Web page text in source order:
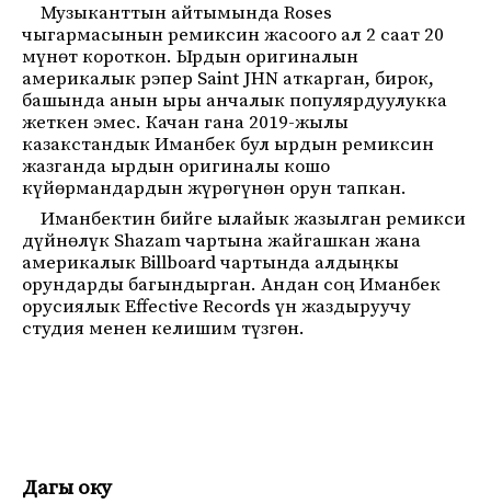
Музыканттын айтымында Roses
чыгармасынын ремиксин жасоого ал 2 саат 20
мүнөт короткон. Ырдын оригиналын
америкалык рэпер Saint JHN аткарган, бирок,
башында анын ыры анчалык популярдуулукка
жеткен эмес. Качан гана 2019-жылы
казакстандык Иманбек бул ырдын ремиксин
жазганда ырдын оригиналы кошо
күйөрмандардын жүрөгүнөн орун тапкан.
Иманбектин бийге ылайык жазылган ремикси
дүйнөлүк Shazam чартына жайгашкан жана
америкалык Billboard чартында алдыңкы
орундарды багындырган. Андан соң Иманбек
орусиялык Effective Records үн жаздыруучу
студия менен келишим түзгөн.
Дагы оку